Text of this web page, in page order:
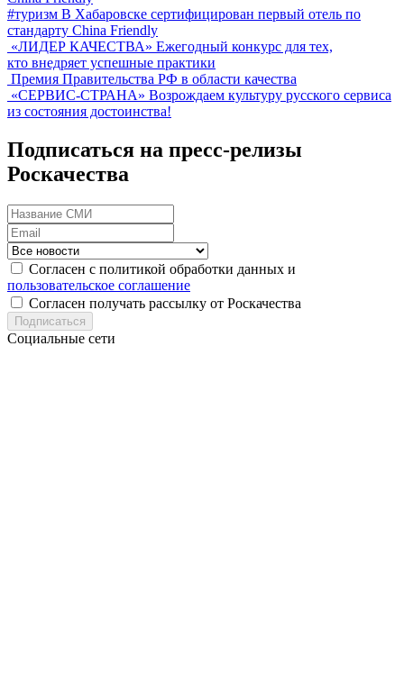
#туризм В Хабаровске сертифицирован первый отель по
стандарту China Friendly
«ЛИДЕР КАЧЕСТВА» Ежегодный конкурс для тех,
кто внедряет успешные практики
Премия Правительства РФ в области качества
«СЕРВИС-СТРАНА» Возрождаем культуру русского сервиса
из состояния достоинства!
Подписаться на пресс-релизы
Роскачества
Согласен с политикой обработки данных и
пользовательское соглашение
Согласен получать рассылку от Роскачества
Подписаться
Социальные сети